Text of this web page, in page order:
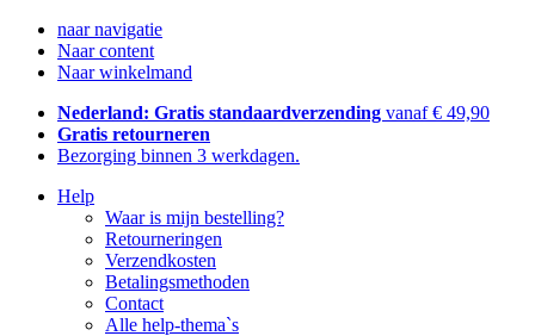
naar navigatie
Naar content
Naar winkelmand
Nederland: Gratis standaardverzending vanaf € 49,90
Gratis retourneren
Bezorging binnen 3 werkdagen.
Help
Waar is mijn bestelling?
Retourneringen
Verzendkosten
Betalingsmethoden
Contact
Alle help-thema`s